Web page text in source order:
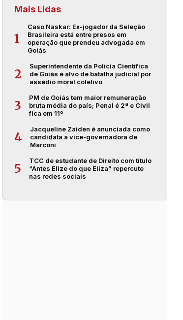
Mais Lidas
1
Caso Naskar: Ex-jogador da Seleção
Brasileira está entre presos em
operação que prendeu advogada em
Goiás
2
Superintendente da Polícia Científica
de Goiás é alvo de batalha judicial por
assédio moral coletivo
3
PM de Goiás tem maior remuneração
bruta média do país; Penal é 2ª e Civil
fica em 11º
4
Jacqueline Zaiden é anunciada como
candidata a vice-governadora de
Marconi
5
TCC de estudante de Direito com título
“Antes Elize do que Eliza” repercute
nas redes sociais